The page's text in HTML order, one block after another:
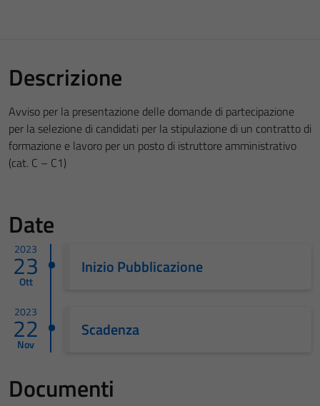
Descrizione
Avviso per la presentazione delle domande di partecipazione
per la selezione di candidati per la stipulazione di un contratto di
formazione e lavoro per un posto di istruttore amministrativo
(cat. C – C1)
Date
2023
23
Ott
Inizio Pubblicazione
2023
22
Nov
Scadenza
Documenti